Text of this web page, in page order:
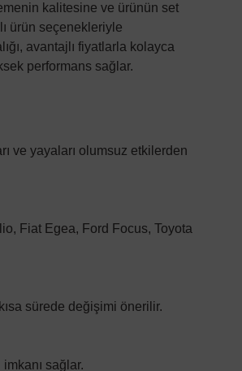
kalitesine ve ürünün set
ürün seçenekleriyle
avantajlı fiyatlarla kolayca
performans sağlar.
ve yayaları olumsuz etkilerden
Fiat Egea, Ford Focus, Toyota
sürede değişimi önerilir.
sağlar.